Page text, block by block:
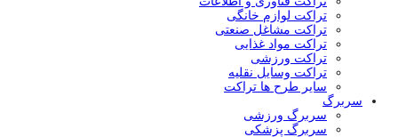
تراکت لوازم خانگی
تراکت مشاغل صنعتی
تراکت مواد غذایی
تراکت ورزشی
تراکت وسایل نقلیه
سایر طرح ها تراکت
سربرگ
سربرگ ورزشی
سربرگ پزشکی